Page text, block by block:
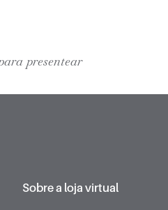
presentear
Sobre a loja virtual